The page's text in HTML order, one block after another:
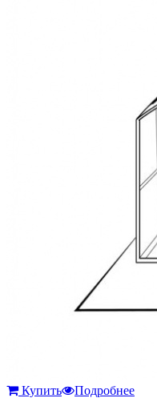
Купить Подробнее